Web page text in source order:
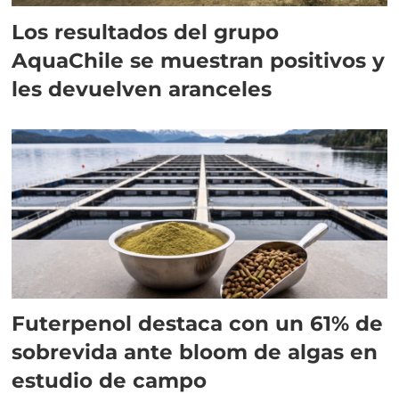
Los resultados del grupo
AquaChile se muestran positivos y
les devuelven aranceles
Futerpenol destaca con un 61% de
sobrevida ante bloom de algas en
estudio de campo